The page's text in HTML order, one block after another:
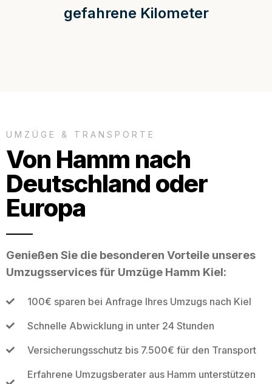
gefahrene Kilometer
UMZÜGE & TRANSPORTE
Von Hamm nach
Deutschland oder
Europa
Genießen Sie die besonderen Vorteile unseres
Umzugsservices für Umzüge Hamm Kiel:
100€ sparen bei Anfrage Ihres Umzugs nach Kiel
Schnelle Abwicklung in unter 24 Stunden
Versicherungsschutz bis 7.500€ für den Transport
Erfahrene Umzugsberater aus Hamm unterstützen